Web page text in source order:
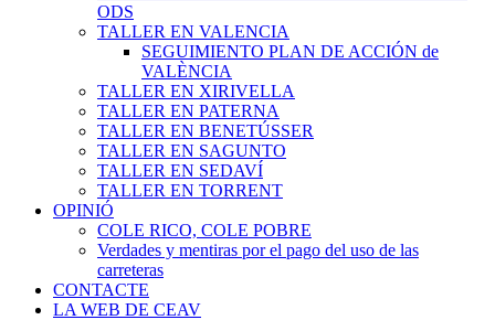
ODS
TALLER EN VALENCIA
SEGUIMIENTO PLAN DE ACCIÓN de
VALÈNCIA
TALLER EN XIRIVELLA
TALLER EN PATERNA
TALLER EN BENETÚSSER
TALLER EN SAGUNTO
TALLER EN SEDAVÍ
TALLER EN TORRENT
OPINIÓ
COLE RICO, COLE POBRE
Verdades y mentiras por el pago del uso de las
carreteras
CONTACTE
LA WEB DE CEAV